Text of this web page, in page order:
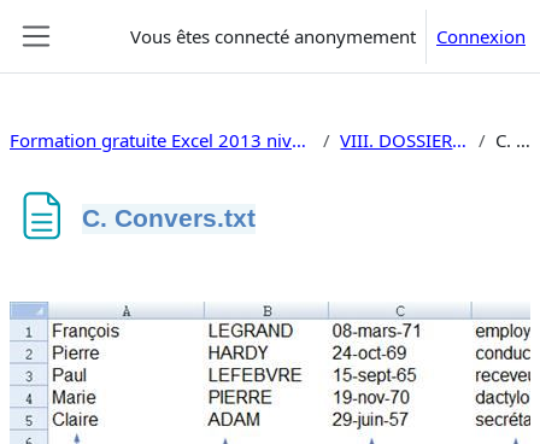
Vous êtes connecté anonymement Connexion
Formation gratuite Excel 2013 niveau 2 tableaux croisés traitement de données, macros, vba VIII. DOSSIER PÉDAGOGIQUE - EXERCICES C. Convers.txt
C. Convers.txt